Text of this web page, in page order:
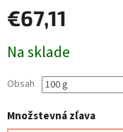
€67,11
cena:
Na sklade
Obsah
Množstevná zľava